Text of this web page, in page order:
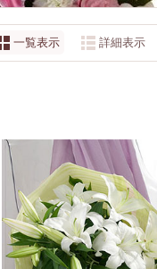
一覧表示 詳細表示